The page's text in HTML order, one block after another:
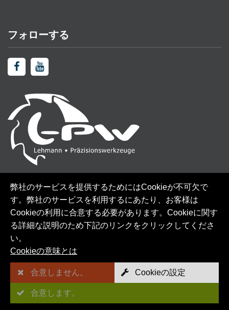
フォローする
© LEHMANN GMBH PRÄZISIONSWERKZEUGE - 2026
インプリント
データ保護
弊社のサービスを提供するためにはCookieが不可欠で
す。弊社のサービスを利用するにあたり、お客様は
Cookieの利用に合意する必要があります。Cookieに関す
る詳細な説明のため下記のリンクをクリックしてくださ
い。
Cookieの意味とは
合意しません。 Cookieの設定
合意します。